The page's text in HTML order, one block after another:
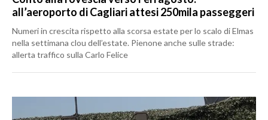
all’aeroporto di Cagliari attesi 250mila passeggeri
Numeri in crescita rispetto alla scorsa estate per lo scalo di Elmas
nella settimana clou dell’estate. Pienone anche sulle strade:
allerta traffico sulla Carlo Felice